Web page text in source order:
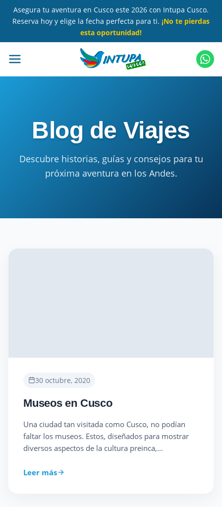
SaltarAsegura tu aventura en Cusco este 2026 con Intupa Cusco.
Reserva hoy y elige la fecha perfecta para ti. ¡No te pierdas
esta oportunidad!
Blog de Viajes
Descubre historias, guías y consejos para tu
próxima aventura en los Andes.
30 octubre, 2020
Museos en Cusco
Una ciudad tan visitada como Cusco, no podían
faltar los museos. Estos, diseñados para mostrar
diversos aspectos de la cultura preinca,...
Leer más